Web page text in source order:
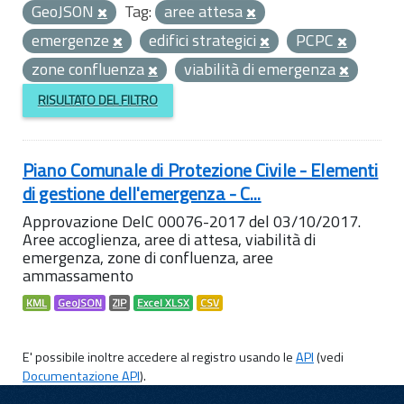
GeoJSON
Tag: aree attesa
emergenze
edifici strategici
PCPC
zone confluenza
viabilità di emergenza
RISULTATO DEL FILTRO
Piano Comunale di Protezione Civile - Elementi
di gestione dell'emergenza - C...
Approvazione DelC 00076-2017 del 03/10/2017.
Aree accoglienza, aree di attesa, viabilità di
emergenza, zone di confluenza, aree
ammassamento
KML GeoJSON ZIP Excel XLSX CSV
E' possibile inoltre accedere al registro usando leAPI(vedi
Documentazione API).